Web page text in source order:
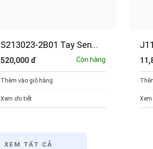
S213023-2B01 Tay Sen
Tắm JOMOO
520,000 đ Còn hàng
Thêm vào giỏ hàng
Xem chi tiết
XEM TẤT CẢ